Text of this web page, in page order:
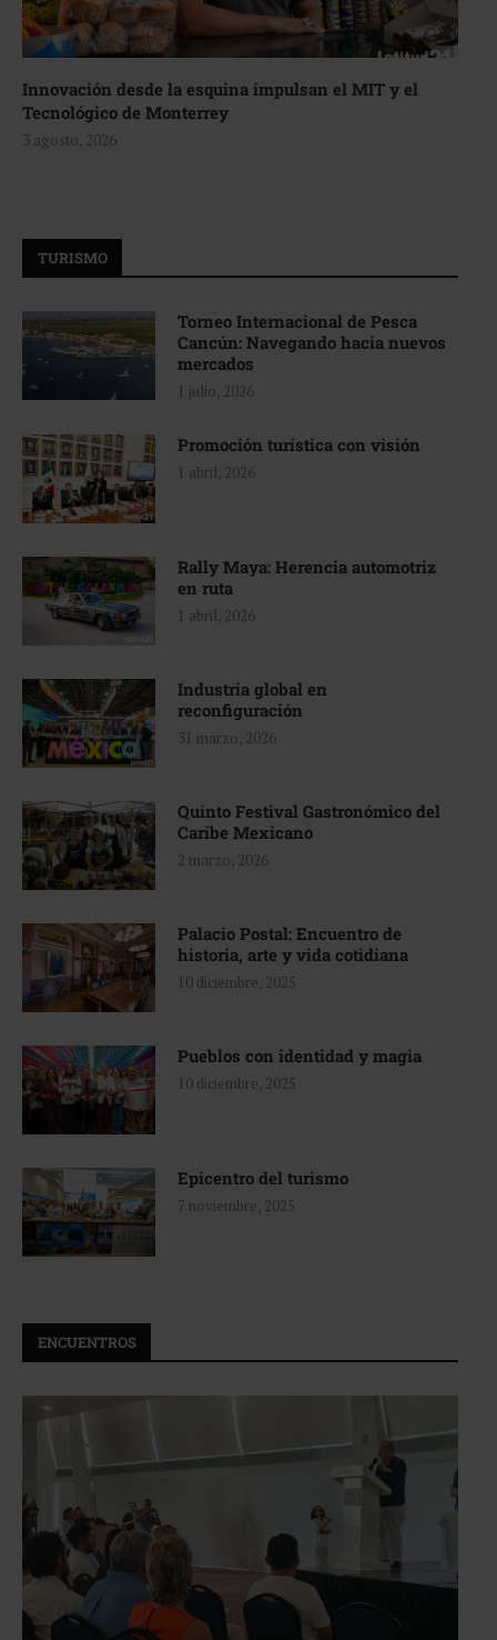
Innovación desde la esquina impulsan el MIT y el
Tecnológico de Monterrey
3 agosto, 2026
TURISMO
Torneo Internacional de Pesca
Cancún: Navegando hacia nuevos
mercados
1 julio, 2026
Promoción turística con visión
1 abril, 2026
Rally Maya: Herencia automotriz
en ruta
1 abril, 2026
Industria global en
reconfiguración
31 marzo, 2026
Quinto Festival Gastronómico del
Caribe Mexicano
2 marzo, 2026
Palacio Postal: Encuentro de
historia, arte y vida cotidiana
10 diciembre, 2025
Pueblos con identidad y magia
10 diciembre, 2025
Epicentro del turismo
7 noviembre, 2025
ENCUENTROS